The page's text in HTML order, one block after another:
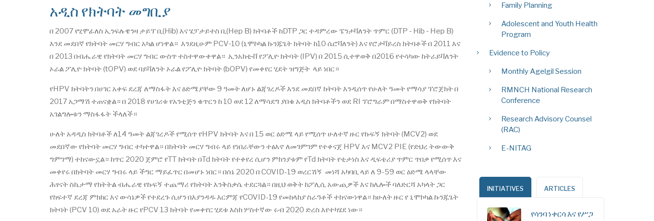
አዲስ የክትባት መግቢያ
በ 2007 የሂሞፊለስ ኢንፍሉዌንዛ ታይፕ ቢ(Hib) እና ሄፓታይተስ ቢ(Hep B) ክትባቶች ከDTP ጋር ተዳምረው ፔንታቫለንት ጥምር (DTP ‐ Hib ‐ Hep B)
እንደ መደበኛ የክትባት መርሃ ግብር አካል ሆነዋል። እንደዚሁም PCV‐10 (ኒሞኮካል ኩንጁጌት ክትባት ከ10 ሴሮቫለንት) እና የሮታቫይረስ ክትባቶች በ 2011 እና
በ 2013 በብሔራዊ የክትባት መርሃ ግብር ውስጥ ተስተዋውቀዋል። ኢንአክቲቭ የፖሊዮ ክትባት (IPV) በ 2015 ሲተዋወቅ በ2016 የተሳካው ከትራይቫለንት
ኦራል ፖሊዮ ክትባት (tOPV) ወደ ባይቫለንት ኦራል የፖሊዮ ክትባት (bOPV) የመቀየር ሂደት ዝግጅት ላይ ነበር።
የHPV ክትባትን በሀገር አቀፍ ደረጃ ለማስፋት እና ዕድሜያቸው 9 ዓመት ለሆኑ ልጃገረዶች እንደ መደበኛ ክትባት እንዲሰጥ የሁለት ዓመት የማሳያ ፕሮጀክት በ
2017 አጋማሽ ተጠናቋል። በ 2018 የሀገሪቱ የአንቲጅን ቁጥርን ከ 10 ወደ 12 ለማሳደግ ያበቁ አዲስ ክትባቶችን ወደ RI ፕሮግራም በማስተዋወቅ የክትባት
አገልግሎቱን ማስፋፋት ችላለች።
ሁለት አዳዲስ ክትባቶች ለ14 ዓመት ልጃገረዶች የሚሰጥ የHPV ክትባት እና በ 15 ወር ዕድሜ ላይ የሚሰጥ ሁለተኛ ዙር የኩፍኝ ክትባት (MCV2) ወደ
መደበኛው የክትባት መርሃ ግብር ተካተዋል። በክትባት መርሃ ግብሩ ላይ የነበራቸውን ተፅእኖ ለመገምገም የተቀናጀ HPV እና MCV2 PIE (የድህረ ትውውቅ
ግምገማ) ተከናውኗል። ከጥር 2020 ጀምሮ የTT ክትባት በTd ክትባት የተቀየረ ሲሆን ምክንያቱም የTd ክትባት የቲታነስ እና ዲፍቴሪያ ጥምር ጥበቃ የሚሰጥ እና
መቀየሩ በክትባት መርሃ ግብሩ ላይ ችግር ማይፈጥር በመሆኑ ነበር። በሰኔ 2020 በ COVID-19 ወረርሽኝ መነሻ አካባቢ ላይ ለ 9-59 ወር ዕድሜ ላላቸው
ሕፃናት ስኬታማ የክትትል ብሔራዊ የኩፍኝ ተጨማሪ የክትባት እንቅስቃሴ ተደርጓል። በዚህ ወቅት ከፖሊሲ አውጪዎች እና ከሌሎች ባለድርሻ አካላት ጋር
የከፍተኛ ደረጃ ምክክር እና ውሳኔዎች የተደረጉ ሲሆን በእያንዳዱ እርምጃ የCOVID-19 የመከላከያ ስራዓቶች ተከናውነዋል። ከሁለት ዙር የ ኒሞኮካል ኩንጁጌት
ክትባት (PCV 10) ወደ አራት ዙር የPCV 13 ክትባት የመቀየር ሂደቱ እስከ ሦስተኛው ሩብ 2020 ድረስ እየተካሄደ ነው።
Family Planning
Adolescent and Youth Health
Program
Evidence to Policy
Monthly Agelgil Session
RMNCH National Research
Conference
Research Advisory Counsel
(RAC)
E-NITAG
INITIATIVES ARTICLES
የሳንባ ነቀርሳ እና የሥጋ